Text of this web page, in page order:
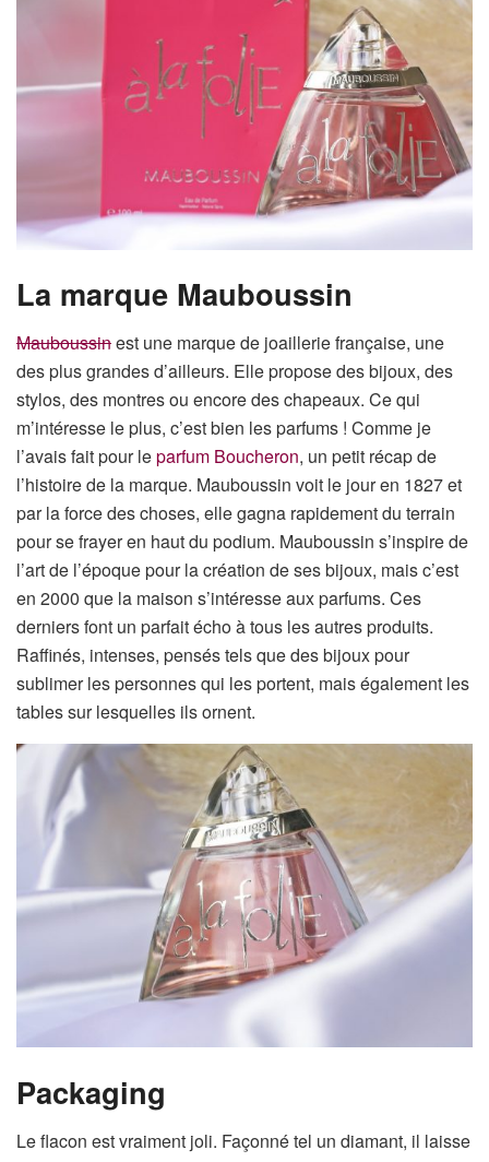
La marque Mauboussin
Mauboussinest une marque de joaillerie française, une
des plus grandes d’ailleurs. Elle propose des bijoux, des
stylos, des montres ou encore des chapeaux. Ce qui
m’intéresse le plus, c’est bien les parfums ! Comme je
l’avais fait pour leparfum Boucheron, un petit récap de
l’histoire de la marque. Mauboussin voit le jour en 1827 et
par la force des choses, elle gagna rapidement du terrain
pour se frayer en haut du podium. Mauboussin s’inspire de
l’art de l’époque pour la création de ses bijoux, mais c’est
en 2000 que la maison s’intéresse aux parfums. Ces
derniers font un parfait écho à tous les autres produits.
Raffinés, intenses, pensés tels que des bijoux pour
sublimer les personnes qui les portent, mais également les
tables sur lesquelles ils ornent.
Packaging
Le flacon est vraiment joli. Façonné tel un diamant, il laisse